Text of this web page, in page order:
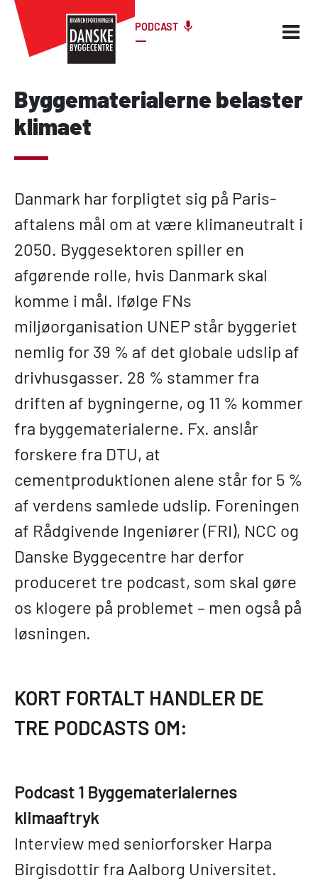
PODCAST
Byggematerialerne belaster
klimaet
Danmark har forpligtet sig på Paris-
aftalens mål om at være klimaneutralt i
2050. Byggesektoren spiller en
afgørende rolle, hvis Danmark skal
komme i mål. Ifølge FNs
miljøorganisation UNEP står byggeriet
nemlig for 39 % af det globale udslip af
drivhusgasser. 28 % stammer fra
driften af bygningerne, og 11 % kommer
fra byggematerialerne. Fx. anslår
forskere fra DTU, at
cementproduktionen alene står for 5 %
af verdens samlede udslip. Foreningen
af Rådgivende Ingeniører (FRI), NCC og
Danske Byggecentre har derfor
produceret tre podcast, som skal gøre
os klogere på problemet – men også på
løsningen.
KORT FORTALT HANDLER DE
TRE PODCASTS OM:
Podcast 1 Byggematerialernes
klimaaftryk
Interview med seniorforsker Harpa
Birgisdottir fra Aalborg Universitet.